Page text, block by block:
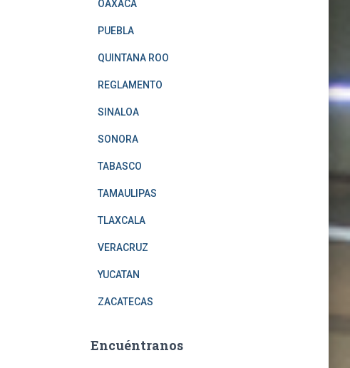
OAXACA
PUEBLA
QUINTANA ROO
REGLAMENTO
SINALOA
SONORA
TABASCO
TAMAULIPAS
TLAXCALA
VERACRUZ
YUCATAN
ZACATECAS
Encuéntranos